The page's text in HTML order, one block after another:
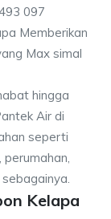
097
Memberikan
Max simal
hingga
Air di
seperti
Kelapa